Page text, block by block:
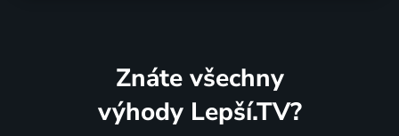
Znáte všechny
výhody Lepší.TV?